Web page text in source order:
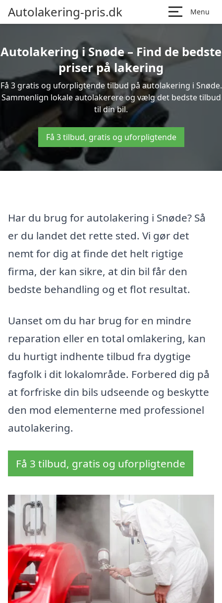
Autolakering-pris.dk Menu
Autolakering i Snøde – Find de bedste
priser på lakering
Få 3 gratis og uforpligtende tilbud på autolakering i Snøde.
Sammenlign lokale autolakerere og vælg det bedste tilbud
til din bil.
Få 3 tilbud, gratis og uforpligtende
Har du brug for autolakering i Snøde? Så
er du landet det rette sted. Vi gør det
nemt for dig at finde det helt rigtige
firma, der kan sikre, at din bil får den
bedste behandling og et flot resultat.
Uanset om du har brug for en mindre
reparation eller en total omlakering, kan
du hurtigt indhente tilbud fra dygtige
fagfolk i dit lokalområde. Forbered dig på
at forfriske din bils udseende og beskytte
den mod elementerne med professionel
autolakering.
Få 3 tilbud, gratis og uforpligtende